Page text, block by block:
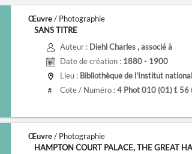
Œuvre/ Photographie
SANS TITRE
Auteur : Diehl Charles, associé à
Date de création : 1880 - 1900
Lieu : Bibliothèque de l'Institut national
# Cote / Numéro :4 Phot 010 (01) f. 56
Œuvre/ Photographie
HAMPTON COURT PALACE, THE GREAT